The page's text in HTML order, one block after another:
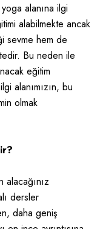
alanına ilgi
alabilmekte ancak
sevme hem de
Bu neden ile
eğitim
alanımızın, bu
olmak
alacağınız
dersler
daha geniş